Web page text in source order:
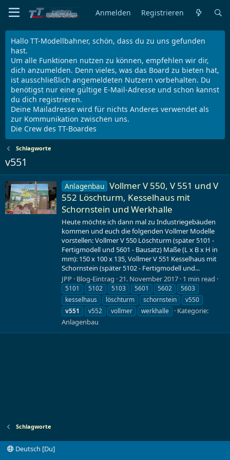
Anmelden Registrieren
Hallo TT-Modellbahner, schön, dass du zu uns gefunden
hast.
Um alle Funktionen nutzen zu können, empfehlen wir dir,
dich anzumelden. Denn vieles, was das Board zu bieten hat,
ist ausschließlich angemeldeten Nutzern vorbehalten. Du
benötigst nur eine gültige E-Mail-Adresse und schon kannst
du dich registrieren.
Deine Mailadresse wird für nichts Anderes verwendet als
zur Kommunikation zwischen uns.
Die Crew des TT-Boardes
Schlagworte
v551
Anlagenbau Vollmer V 550, V 551 und V
552 Löschturm, Kesselhaus mit
Schornstein und Werkhalle
Heute möchte ich dann mal zu Industriegebäuden
kommen und euch die folgenden Vollmer Modelle
vorstellen: Vollmer V 550 Löschturm (später 5101 -
Fertigmodell und 5601 - Bausatz) Maße (L x B x H in
mm): 150 x 100 x 135, Vollmer V 551 Kesselhaus mit
Schornstein (später 5102 - Fertigmodell und...
JPP Blog-Eintrag 21. November 2017 1 min read
5101 5102 5103 5601 5602
5603
kesselhaus
löschturm schornstein
v550
v551
v552 vollmer werkhalle
Kategorie:
Anlagenbau
Schlagworte
Deutsch [Du]